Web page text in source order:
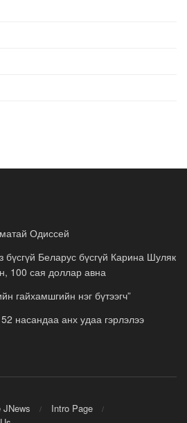
Одиссей
Беларус бүсгүй Карина Шуляк
100 сая доллар авна
гайхамшгийн нэг бүтээгч”
насандаа анх удаа гэрлэлээ
JNews
Intro Page